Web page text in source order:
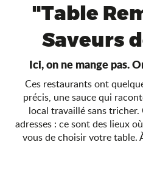
"Table
Saveurs
Ici, on ne mange pas.
Ces restaurants ont
précis, une sauce qui
local travaillé sans tricher.
adresses : ce sont des lieux
vous de choisir votre table.